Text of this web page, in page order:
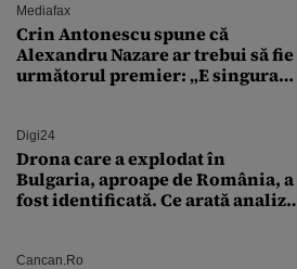
Mediafax
Crin Antonescu spune că
Alexandru Nazare ar trebui să fie
următorul premier: „E singura
Digi24
Drona care a explodat în
Bulgaria, aproape de România, a
fost identificată. Ce arată analiza
Cancan.ro